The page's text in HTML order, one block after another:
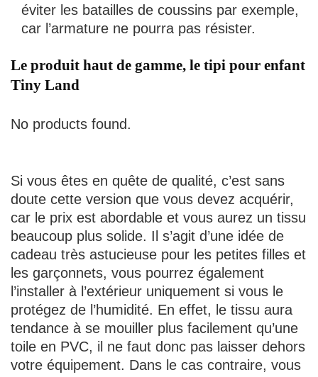
éviter les batailles de coussins par exemple,
car l’armature ne pourra pas résister.
Le produit haut de gamme, le tipi pour enfant
Tiny Land
No products found.
Si vous êtes en quête de qualité, c’est sans
doute cette version que vous devez acquérir,
car le prix est abordable et vous aurez un tissu
beaucoup plus solide. Il s’agit d’une idée de
cadeau très astucieuse pour les petites filles et
les garçonnets, vous pourrez également
l’installer à l’extérieur uniquement si vous le
protégez de l’humidité. En effet, le tissu aura
tendance à se mouiller plus facilement qu’une
toile en PVC, il ne faut donc pas laisser dehors
votre équipement. Dans le cas contraire, vous